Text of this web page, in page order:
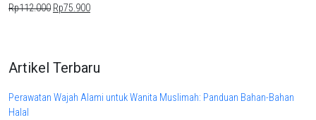
Rp112.000 Original
Rp75.900Current
Artikel Terbaru
Perawatan Wajah Alami untuk Wanita Muslimah: Panduan Bahan-Bahan
Halal